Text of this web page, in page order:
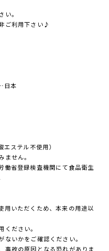
い。
ご利用下さい♪
本
ステル不使用）
ません。
働省登録検査機関にて食品衛生
用いただくため、本来の用途以
ください。
ないかをご確認ください。
事故の原因となる恐れがありま